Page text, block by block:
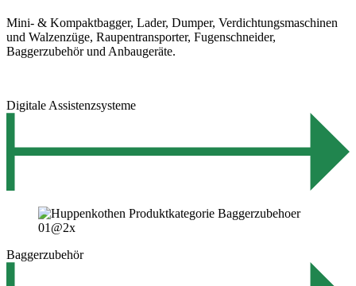
Mini- & Kompaktbagger, Lader, Dumper, Verdichtungsmaschinen
und Walzenzüge, Raupentransporter, Fugenschneider,
Baggerzubehör und Anbaugeräte.
Digitale Assistenzsysteme
Baggerzubehör